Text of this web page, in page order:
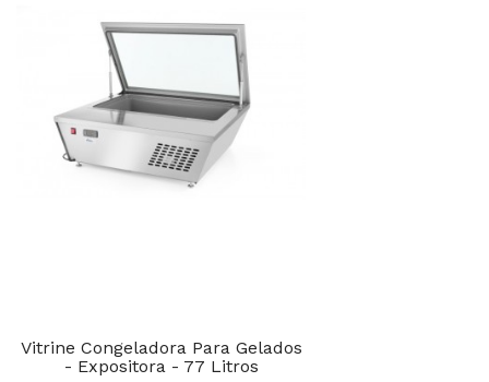
Vitrine Congeladora Para Gelados
- Expositora - 77 Litros